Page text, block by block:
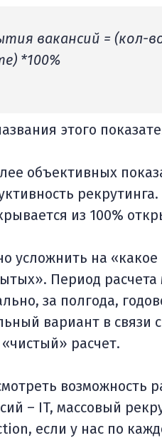
вакансий = (кол-
*100%
этого
объективных
из 100%
усложнить на
Период
за полгода,
вариант в связи
расчет.
возможность
– IT, массовый
если у нас по